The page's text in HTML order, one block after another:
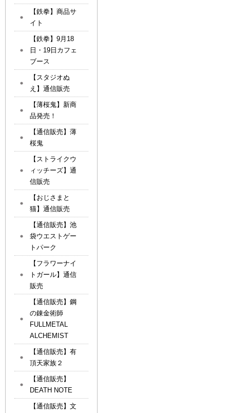
【鉄拳】商品サ
イト
【鉄拳】9月18
日・19日カフェ
ブース
【スタジオぬ
え】通信販売
【薄桜鬼】新商
品発売！
【通信販売】薄
桜鬼
【ストライクウ
ィッチーズ】通
信販売
【おじさまと
猫】通信販売
【通信販売】池
袋ウエストゲー
トパーク
【フラワーナイ
トガール】通信
販売
【通信販売】鋼
の錬金術師
FULLMETAL
ALCHEMIST
【通信販売】有
頂天家族２
【通信販売】
DEATH NOTE
【通信販売】文